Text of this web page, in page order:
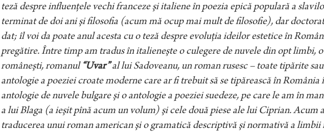
teză despre influenţele vechi franceze şi italiene în poezia epică populară a
terminat de doi ani şi filosofia (acum mă ocup mai mult de filosofie), dar
dat; îl voi da poate anul acesta cu o teză despre evoluţia ideilor estetice în
pregătire. Între timp am tradus în italieneşte o culegere de nuvele din opt limbi,
româneşti, romanul “Uvar”al lui Sadoveanu, un roman rusesc – toate tipărite
antologie a poeziei croate moderne care ar fi trebuit să se tipărească în România
antologie de nuvele bulgare şi o antologie a poeziei suedeze, pe care le am în
a lui Blaga (a ieşit pînă acum un volum) şi cele două piese ale lui Ciprian. Acum
traducerea unui roman american şi o gramatică descriptivă şi normativă a limbii